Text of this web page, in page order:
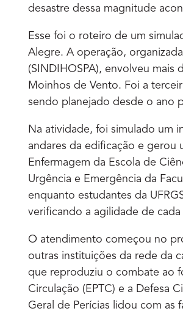
desastre dessa magnitude
Esse foi o roteiro de um
Alegre. A operação,
(SINDIHOSPA), envolveu
Moinhos de Vento. Foi a
sendo planejado desde o ano
Na atividade, foi simulado um
andares da edificação e gerou
Enfermagem da Escola de
Urgência e Emergência da
enquanto estudantes da
verificando a agilidade de cada
O atendimento começou no
outras instituições da rede da
que reproduziu o combate ao
Circulação (EPTC) e a Defesa
Geral de Perícias lidou com as